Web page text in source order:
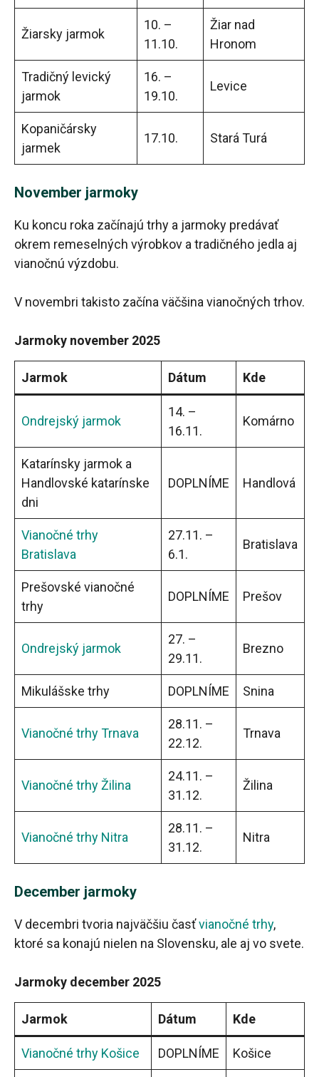
Žiarsky jarmok
10. –
11.10.
Žiar nad
Hronom
Tradičný levický
jarmok
16. –
19.10.
Levice
Kopaničársky
jarmek
17.10. Stará Turá
November jarmoky
Ku koncu roka začínajú trhy a jarmoky predávať
okrem remeselných výrobkov a tradičného jedla aj
vianočnú výzdobu.
V novembri takisto začína väčšina vianočných trhov.
Jarmoky november 2025
Jarmok Dátum Kde
Ondrejský jarmok
14. –
16.11.
Komárno
Katarínsky jarmok a
Handlovské katarínske
dni
DOPLNÍME Handlová
Vianočné trhy
Bratislava
27.11. –
6.1.
Bratislava
Prešovské vianočné
trhy
DOPLNÍME Prešov
Ondrejský jarmok
27. –
29.11.
Brezno
Mikulášske trhy DOPLNÍME Snina
Vianočné trhy Trnava
28.11. –
22.12.
Trnava
Vianočné trhy Žilina
24.11. –
31.12.
Žilina
Vianočné trhy Nitra
28.11. –
31.12.
Nitra
December jarmoky
V decembri tvoria najväčšiu časťvianočné trhy,
ktoré sa konajú nielen na Slovensku, ale aj vo svete.
Jarmoky december 2025
Jarmok Dátum Kde
Vianočné trhy Košice DOPLNÍME Košice